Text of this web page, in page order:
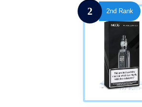
2 2nd Rank